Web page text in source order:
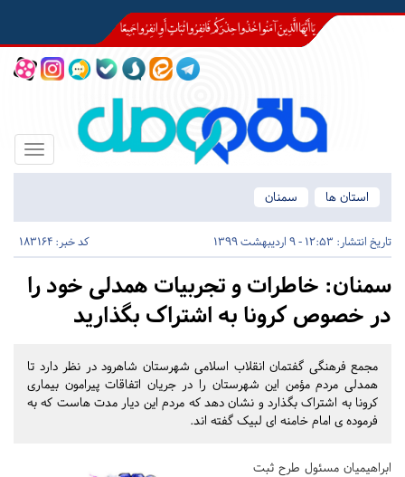
Toggle
استان ها
سمنان
تاریخ انتشار: 12:53 - 9 اردیبهشت 1399 کد خبر: 183164
سمنان: خاطرات و تجربیات همدلی خود را
در خصوص کرونا به اشتراک بگذارید
مجمع فرهنگی گفتمان انقلاب اسلامی شهرستان شاهرود در نظر دارد تا
همدلی مردم مؤمن این شهرستان را در جریان اتفاقات پیرامون بیماری
کرونا به اشتراک بگذارد و نشان دهد که مردم این دیار مدت هاست که به
فرموده ی امام خامنه ای لبیک گفته اند.
ابراهیمیان مسئول طرح ثبت